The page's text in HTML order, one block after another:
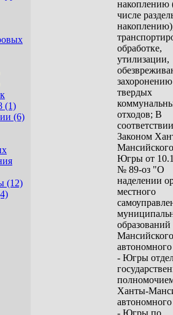
(1)
(6)
(12)
накоплению
числе
обработке,
утилизации,
захоронению
твердых
отходов; В
Законом
Югры от
№ 89-оз "О
наделении
местного
Мансийского
- Югры
Ханты-
- Югры по